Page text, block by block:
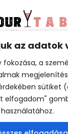
az adatok
fokozása, a
sütiket
elfogadom"
–©
2025
tájékoztató